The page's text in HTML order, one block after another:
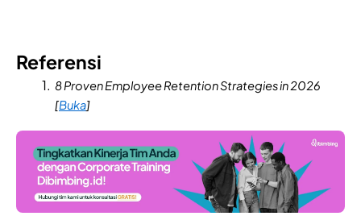
Referensi
8 Proven Employee Retention Strategies in 2026
[Buka]